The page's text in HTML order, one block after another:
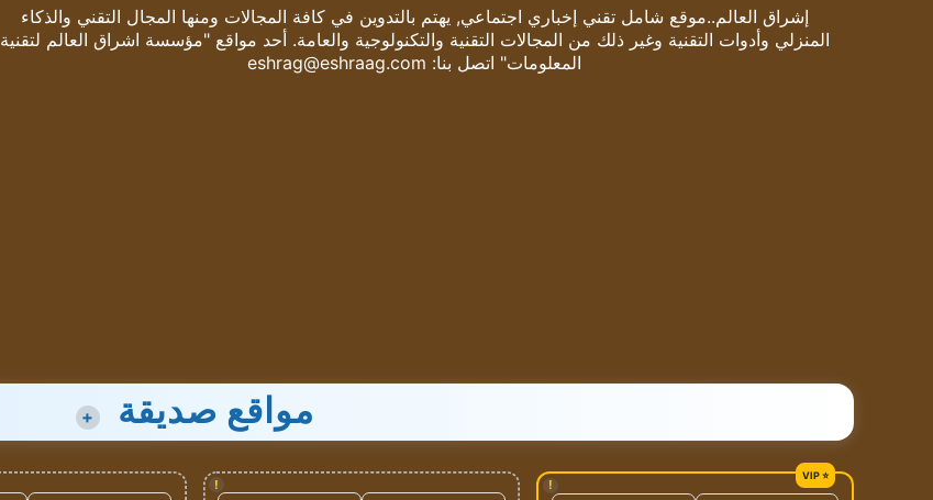
إشراق العالم..موقع شامل تقني إخباري اجتماعي, يهتم بالتدوين في كافة المجالات ومنها المجال التقني والذكاء
المنزلي وأدوات التقنية وغير ذلك من المجالات التقنية والتكنولوجية والعامة. أحد مواقع "مؤسسة اشراق العالم لتقنية
المعلومات" اتصل بنا: eshrag@eshraag.com
مواقع صديقة +
!
!